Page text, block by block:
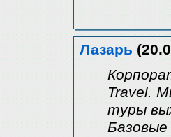
Лазарь
Travel.
туры